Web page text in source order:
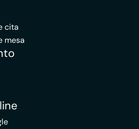
cita
mesa